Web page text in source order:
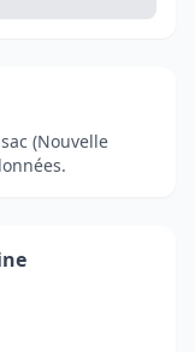
(Nouvelle